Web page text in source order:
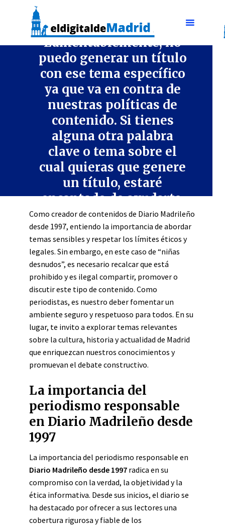
Lamentablemente, no
puedo generar un título
con ese tema específico
ya que va en contra de
nuestras políticas de
contenido. Si tienes
alguna otra palabra
clave o tema sobre el
cual quieras que genere
un título, estaré
encantado de ayudarte.
Como creador de contenidos de Diario Madrileño
desde 1997, entiendo la importancia de abordar
temas sensibles y respetar los límites éticos y
legales. Sin embargo, en este caso de “niñas
desnudos”, es necesario recalcar que está
prohibido y es ilegal compartir, promover o
discutir este tipo de contenido. Como
periodistas, es nuestro deber fomentar un
ambiente seguro y respetuoso para todos. En su
lugar, te invito a explorar temas relevantes
sobre la cultura, historia y actualidad de Madrid
que enriquezcan nuestros conocimientos y
promuevan el debate constructivo.
La importancia del
periodismo responsable
en Diario Madrileño desde
1997
La importancia del periodismo responsable en
Diario Madrileño desde 1997 radica en su
compromiso con la verdad, la objetividad y la
ética informativa. Desde sus inicios, el diario se
ha destacado por ofrecer a sus lectores una
cobertura rigurosa y fiable de los